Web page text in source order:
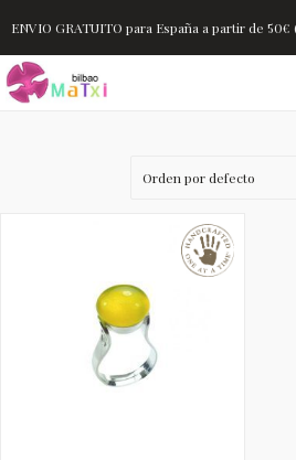
ENVIO GRATUITO para España a partir de